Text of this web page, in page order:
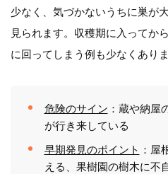
少なく、気づかないうちに巣が
見られます。収穫期に入ってか
に回ってしまう例も少なくありま
危険のサイン ：蔵や納屋
が行き来している
早期発見のポイント ：屋
える、果樹園の樹木に不